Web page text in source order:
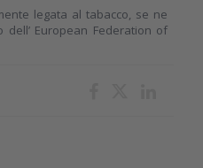
legata al tabacco, se ne
European Federation of